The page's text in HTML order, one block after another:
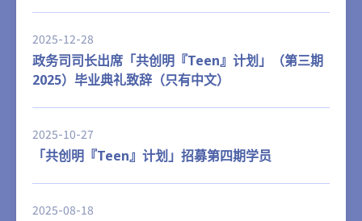
2025-12-28
政务司司长出席「共创明『Teen』计划」（第三期
2025）毕业典礼致辞（只有中文）
2025-10-27
「共创明『Teen』计划」招募第四期学员
2025-08-18